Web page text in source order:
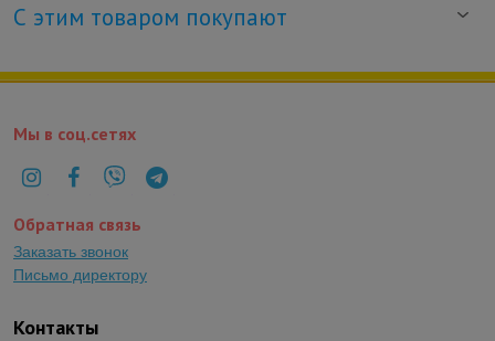
С этим товаром покупают
Контакты
Мы в соц.сетях
Обратная связь
Заказать звонок
Письмо директору